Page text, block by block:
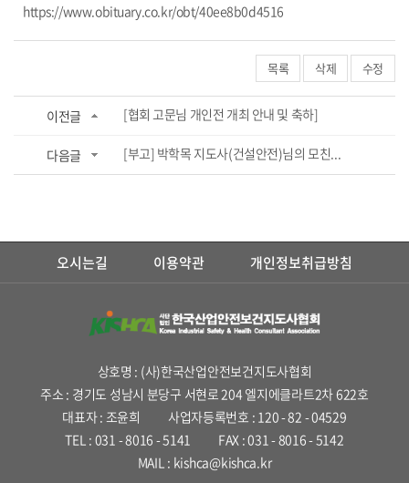
https://www.obituary.co.kr/obt/40ee8b0d4516
목록 삭제 수정
이전글 [협회 고문님 개인전 개최 안내 및 축하]
다음글 [부고] 박학목 지도사(건설안전)님의 모친...
오시는길 이용약관 개인정보취급방침
상호명 : (사)한국산업안전보건지도사협회
주소 : 경기도 성남시 분당구 서현로 204 엘지에클라트2차 622호
대표자 : 조윤희
사업자등록번호 : 120 - 82 - 04529
TEL : 031 - 8016 - 5141
FAX : 031 - 8016 - 5142
MAIL : kishca@kishca.kr